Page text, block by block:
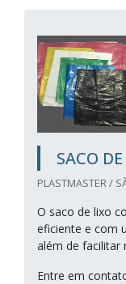
SACO
PLASTMASTER /
O saco de lixo
eficiente e com
além de facilitar
Entre em